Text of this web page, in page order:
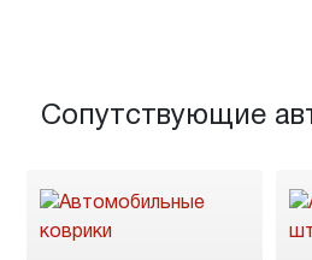
Сопутствующие